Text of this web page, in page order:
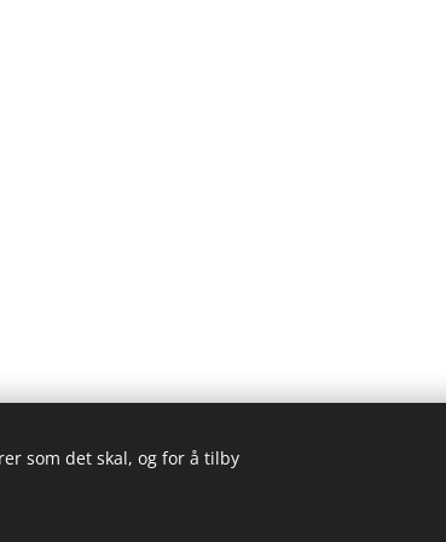
som det skal, og for å tilby